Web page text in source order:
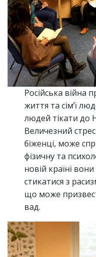
Російська війна
життя та сім’ї
людей тікати до
Величезний
біженці, може
фізичну та
новій країні
стикатися з
що може
вад.